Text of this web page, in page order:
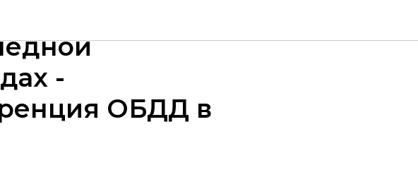
-
ОБДД в